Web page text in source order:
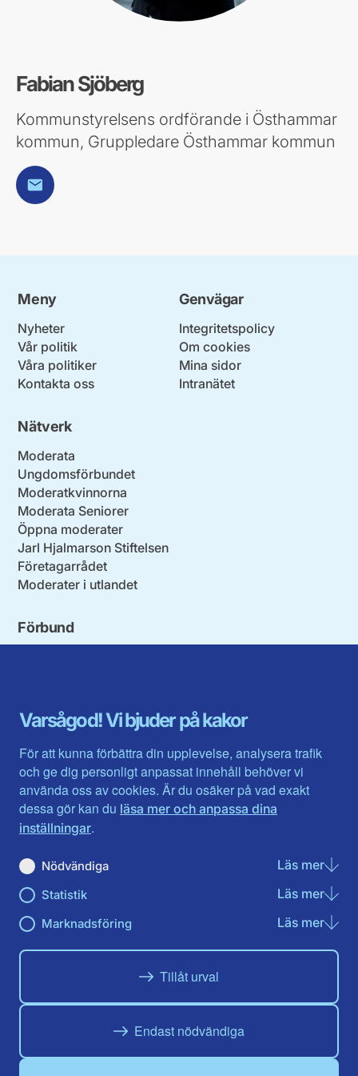
Varsågod! Vi bjuder på kakor
För att kunna förbättra din upplevelse, analysera trafik
och ge dig personligt anpassat innehåll behöver vi
använda oss av cookies. Är du osäker på vad exakt
dessa gör kan du läsa mer och anpassa dina
inställningar.
Nödvändiga Läs merom
Statistik Läs merom
Marknadsföring Läs merom
Tillåt urval
Endast nödvändiga
Fabian Sjöberg
Kommunstyrelsens ordförande i Östhammar
kommun, Gruppledare Östhammar kommun
E-post
Meny
Nyheter
Vår politik
Våra politiker
Kontakta oss
Genvägar
Integritetspolicy
Om cookies
Mina sidor
Intranätet
Nätverk
Moderata
Ungdomsförbundet
Moderatkvinnorna
Moderata Seniorer
Öppna moderater
Jarl Hjalmarson Stiftelsen
Företagarrådet
Moderater i utlandet
Förbund
Gävleborg
Halland
Jämtlands län
Jönköpings län
Kalmar län
Kronobergs län
Norrbotten
Skåne län
Värmlands län
Västerbotten
Västra Götaland
Västernorrland
Västmanland
Örebro län
Östergötland
Du hittar oss här på sociala medier
Facebook
Instagram